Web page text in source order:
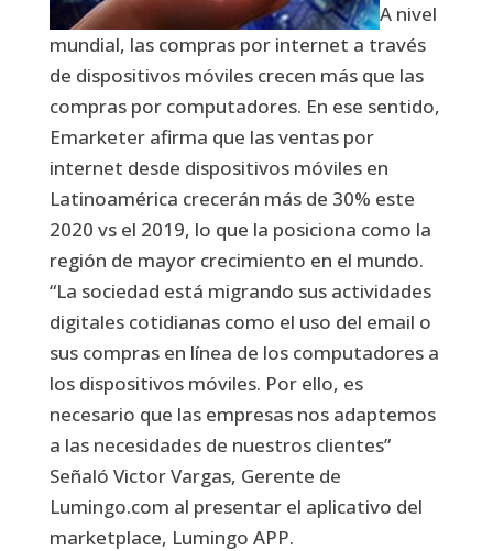
A nivel
mundial, las compras por internet a través
de dispositivos móviles crecen más que las
compras por computadores. En ese sentido,
Emarketer afirma que las ventas por
internet desde dispositivos móviles en
Latinoamérica crecerán más de 30% este
2020 vs el 2019, lo que la posiciona como la
región de mayor crecimiento en el mundo.
“La sociedad está migrando sus actividades
digitales cotidianas como el uso del email o
sus compras en línea de los computadores a
los dispositivos móviles. Por ello, es
necesario que las empresas nos adaptemos
a las necesidades de nuestros clientes”
Señaló Victor Vargas, Gerente de
Lumingo.com al presentar el aplicativo del
marketplace, Lumingo APP.